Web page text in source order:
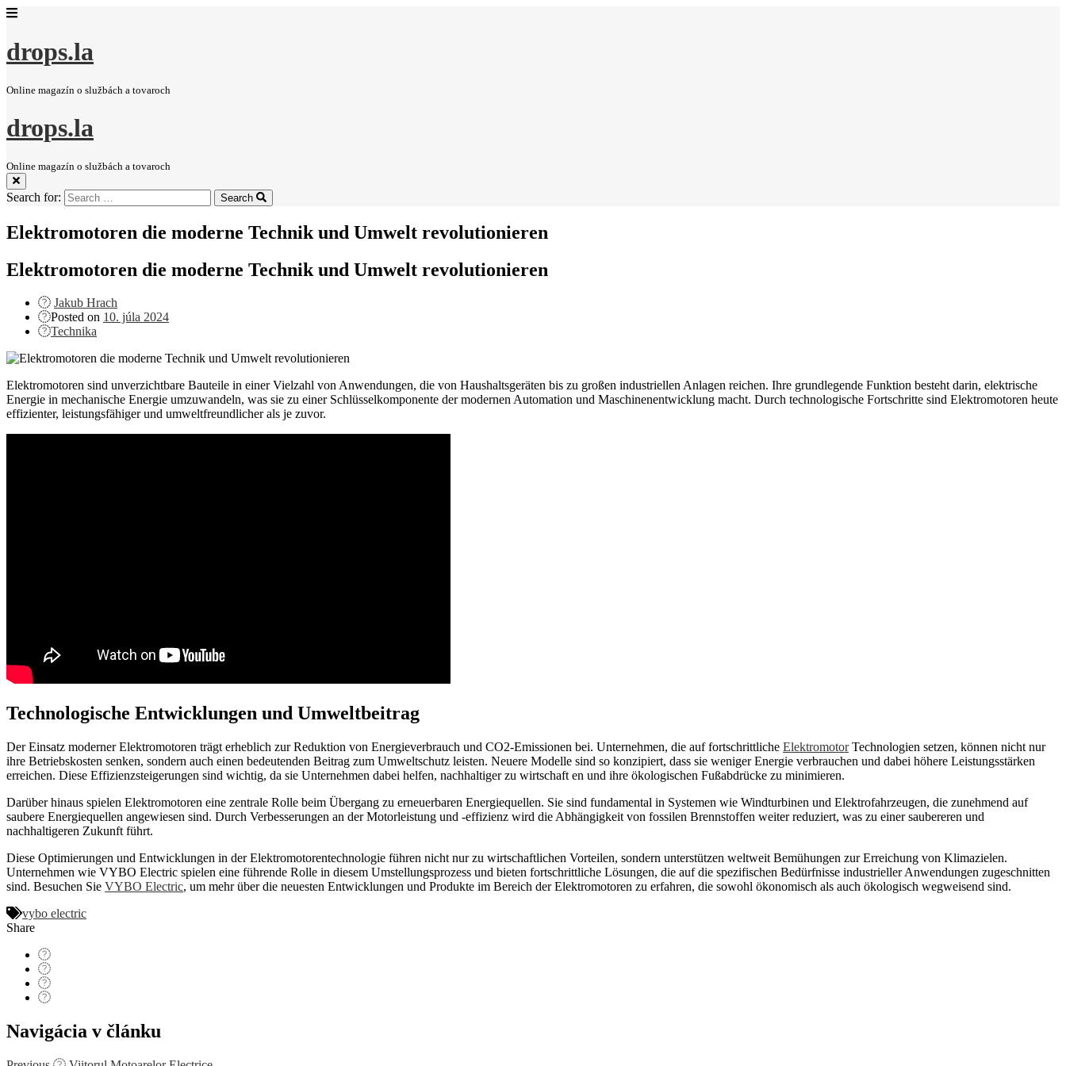
drops.la
Online magazín o službách a tovaroch
drops.la
Online magazín o službách a tovaroch
Search for: Search
Elektromotoren die moderne Technik und Umwelt revolutionieren
Elektromotoren die moderne Technik und Umwelt revolutionieren
Jakub Hrach
Posted on 10. júla 2024
Technika
Elektromotoren sind unverzichtbare Bauteile in einer Vielzahl von Anwendungen, die von Haushaltsgeräten bis zu großen industriellen Anlagen reichen. Ihre grundlegende Funktion besteht darin, elektrische
Energie in mechanische Energie umzuwandeln, was sie zu einer Schlüsselkomponente der modernen Automation und Maschinenentwicklung macht. Durch technologische Fortschritte sind Elektromotoren heute
effizienter, leistungsfähiger und umweltfreundlicher als je zuvor.
Technologische Entwicklungen und Umweltbeitrag
Der Einsatz moderner Elektromotoren trägt erheblich zur Reduktion von Energieverbrauch und CO2-Emissionen bei. Unternehmen, die auf fortschrittliche ElektromotorTechnologien setzen, können nicht nur
ihre Betriebskosten senken, sondern auch einen bedeutenden Beitrag zum Umweltschutz leisten. Neuere Modelle sind so konzipiert, dass sie weniger Energie verbrauchen und dabei höhere Leistungsstärken
erreichen. Diese Effizienzsteigerungen sind wichtig, da sie Unternehmen dabei helfen, nachhaltiger zu wirtschaft en und ihre ökologischen Fußabdrücke zu minimieren.
Darüber hinaus spielen Elektromotoren eine zentrale Rolle beim Übergang zu erneuerbaren Energiequellen. Sie sind fundamental in Systemen wie Windturbinen und Elektrofahrzeugen, die zunehmend auf
saubere Energiequellen angewiesen sind. Durch Verbesserungen an der Motorleistung und -effizienz wird die Abhängigkeit von fossilen Brennstoffen weiter reduziert, was zu einer saubereren und
nachhaltigeren Zukunft führt.
Diese Optimierungen und Entwicklungen in der Elektromotorentechnologie führen nicht nur zu wirtschaftlichen Vorteilen, sondern unterstützen weltweit Bemühungen zur Erreichung von Klimazielen.
Unternehmen wie VYBO Electric spielen eine führende Rolle in diesem Umstellungsprozess und bieten fortschrittliche Lösungen, die auf die spezifischen Bedürfnisse industrieller Anwendungen zugeschnitten
sind. Besuchen Sie VYBO Electric, um mehr über die neuesten Entwicklungen und Produkte im Bereich der Elektromotoren zu erfahren, die sowohl ökonomisch als auch ökologisch wegweisend sind.
vybo electric
Share
Navigácia v článku